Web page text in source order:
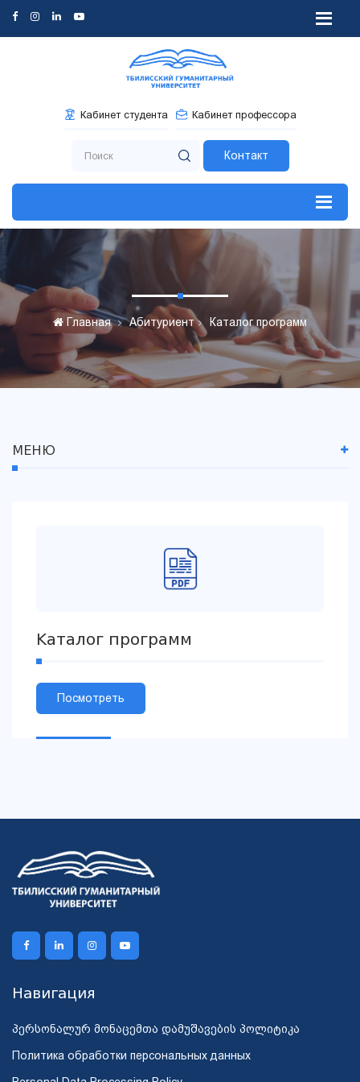
Кабинет студента Кабинет профессора
Контакт
Главная Абитуриент Каталог программ
МЕНЮ
Каталог программ
Посмотреть
Навигация
პერსონალურ მონაცემთა დამუშავების პოლიტიკა
Политика обработки персональных данных